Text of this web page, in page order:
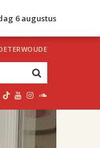
6 augustus
uur 1 van 2
Volgend uur